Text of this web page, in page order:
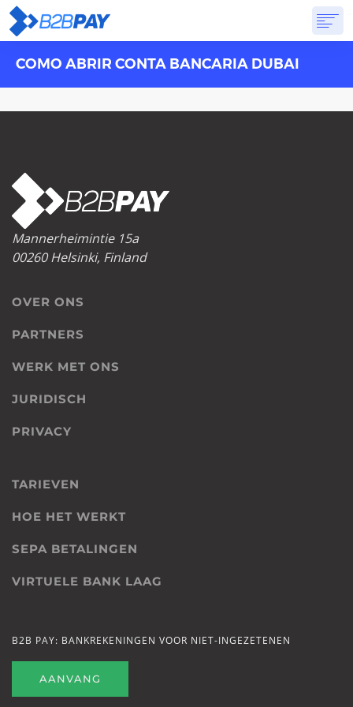
OVER ONSDIENSTENVIRTUELE BANKPRIJSSTELLINGANTWOORDEN
COMO ABRIR CONTA BANCARIA DUBAI
Mannerheimintie 15a
00260 Helsinki, Finland
OVER ONS
PARTNERS
WERK MET ONS
JURIDISCH
PRIVACY
TARIEVEN
HOE HET WERKT
SEPA BETALINGEN
VIRTUELE BANK LAAG
B2B PAY: BANKREKENINGEN VOOR NIET-INGEZETENEN
AANVANG